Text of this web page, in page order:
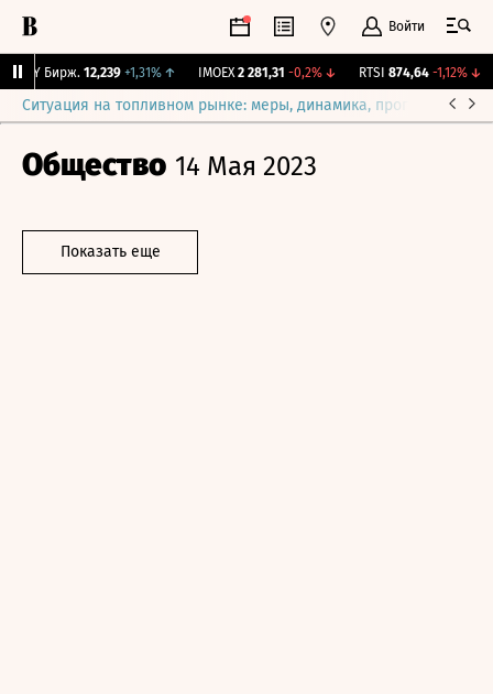
Войти
CNY Бирж. 12,239 +1,31% ↑ IMOEX 2 281,31 -0,2%↓ RTSI 874,64 -1,12%↓
Ситуация на топливном рынке: меры, динамика, прогнозы
Общество 14 Мая 2023
Показать еще